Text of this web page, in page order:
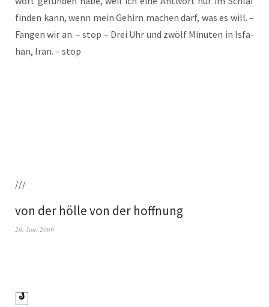
fin­den kann, wenn mein Gehirn machen darf, was es will. –
Fan­gen wir an. – stop – Drei Uhr und zwölf Minu­ten in Isfa­
han, Iran. – stop
///
von der hölle von der hoffnung
26. Juni 2009